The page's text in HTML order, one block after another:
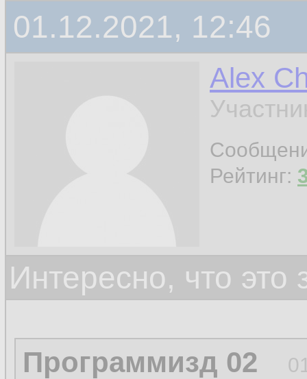
01.12.2021, 12:46
Alex
Рейтинг:
Интересно, что
Программизд 02